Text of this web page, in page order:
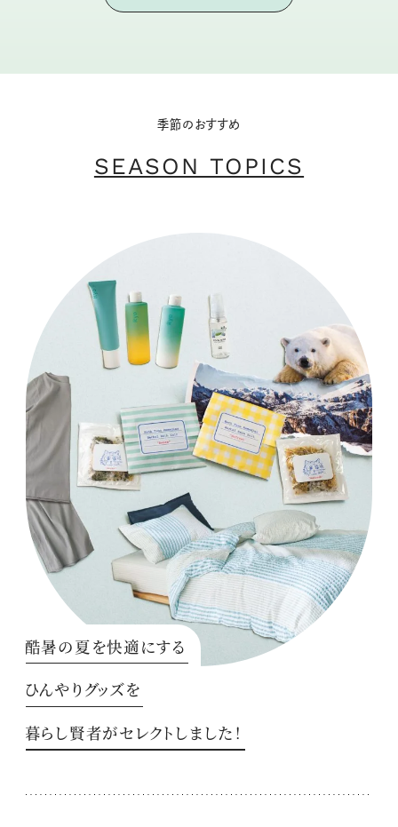
季節のおすすめ
SEASON TOPICS
酷暑の夏を快適にする
ひんやりグッズを
暮らし賢者がセレクトしました！